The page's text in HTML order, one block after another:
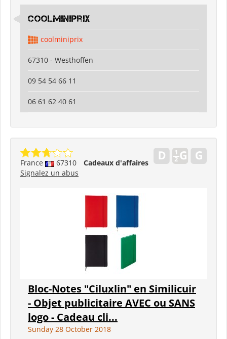
coolminiprix
coolminiprix
67310 - Westhoffen
09 54 54 66 11
06 61 62 40 61
France 67310
Cadeaux d'affaires
Signalez un abus
Bloc-Notes "Ciluxlin" en Similicuir
- Objet publicitaire AVEC ou SANS
logo - Cadeau cli...
Sunday 28 October 2018